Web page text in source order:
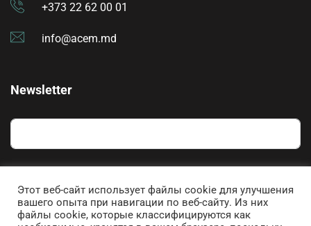
+373 22 62 00 01
info@acem.md
Newsletter
Abonare
Этот веб-сайт использует файлы cookie для улучшения
вашего опыта при навигации по веб-сайту. Из них
файлы cookie, которые классифицируются как